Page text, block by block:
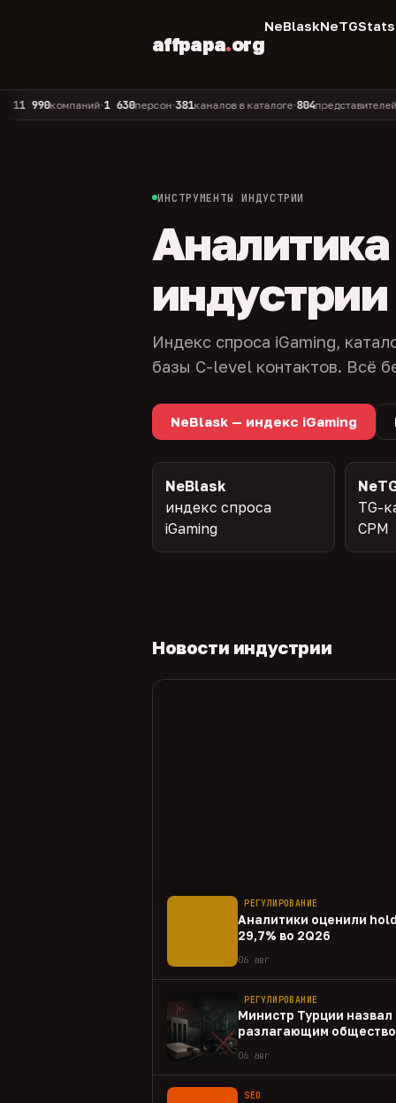
affpapa.org
NeBlaskNeTGStats
компаний•1 630персон•381каналов в каталоге•804представителей•325
ИНСТРУМЕНТЫ ИНДУСТРИИ
индустрии
Индекс спроса iGaming,
базы C-level контактов. Всё
NeBlask — индекс iGaming
NeBlask
индекс спроса
iGaming
TG-
CPM
Новости индустрии
РЕГУЛИРОВАНИЕ
Аналитики оценили
29,7% во 2Q26
06 авг
РЕГУЛИРОВАНИЕ
Министр Турции
разлагающим общество
06 авг
SEO